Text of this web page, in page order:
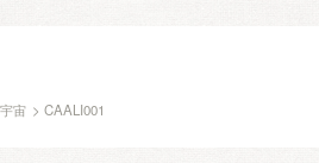
宇宙 >CAALI001